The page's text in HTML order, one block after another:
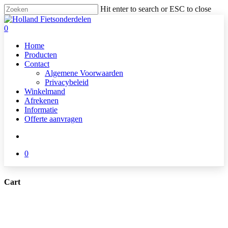
Skip
to
main
Hit enter to search or ESC to close
Close
Search
search
0
Home
Producten
Contact
Algemene Voorwaarden
Privacybeleid
Winkelmand
Afrekenen
Informatie
Offerte aanvragen
0
Cart